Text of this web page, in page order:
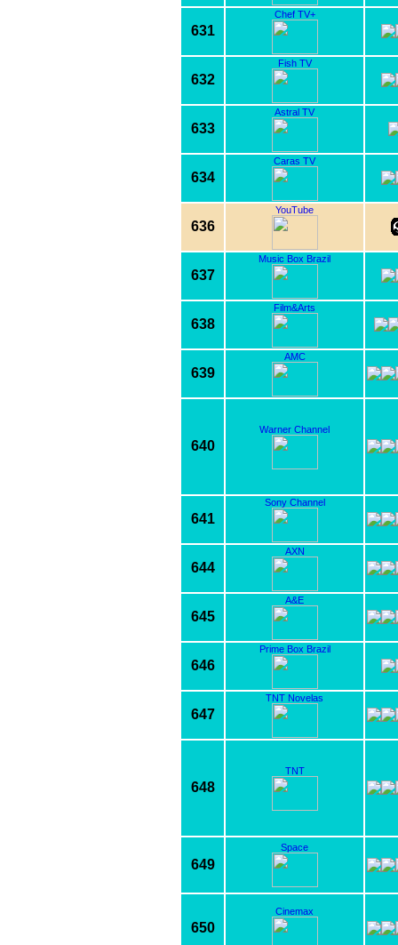
631
Chef TV+
632
Fish TV
633
Astral TV
634
Caras TV
636
YouTube
637
Music Box Brazil
638
Film&Arts
639
AMC
640
Warner Channel
641
Sony Channel
644
AXN
645
A&E
646
Prime Box Brazil
647
TNT Novelas
648
TNT
649
Space
650
Cinemax